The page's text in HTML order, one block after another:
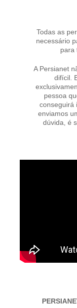
Todas as
necessário
para
A Persianet
difícil.
pessoa
conseguirá
enviamos
dúvida, é